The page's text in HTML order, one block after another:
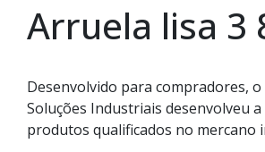
Arruela lisa 3
Desenvolvido para compradores,
Soluções Industriais desenvolveu
produtos qualificados no mercano